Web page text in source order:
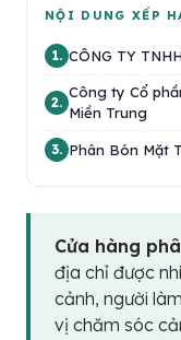
NỘI DUNG XẾP
1. CÔNG TY
2.
Công ty Cổ
Miền Trung
3. Phân Bón Mặt
Cửa hàng
địa chỉ được
cảnh, người
vị chăm sóc